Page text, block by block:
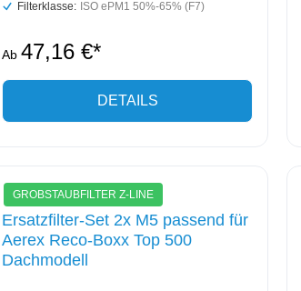
Filterklasse: ISO ePM1 50%-65% (F7)
Ab 47,16 €*
DETAILS
GROBSTAUBFILTER Z-LINE
Ersatzfilter-Set 2x M5 passend für
Aerex Reco-Boxx Top 500
Dachmodell